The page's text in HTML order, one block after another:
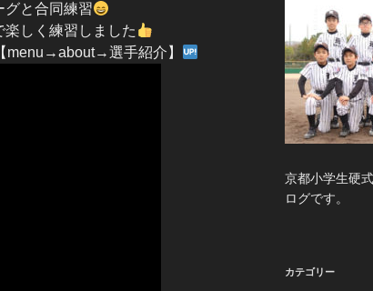
グと合同練習
しく練習しました
【menu→about→選手紹介】
京都小学生硬
ログです。
カテゴリー